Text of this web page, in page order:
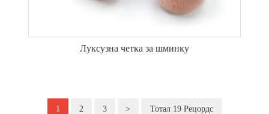
Луксузна четка за шминку
1 2 3 > Тотал 19 Рецордс